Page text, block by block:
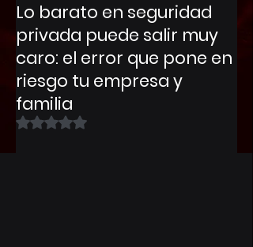
Lo barato en seguridad
privada puede salir muy
caro: el error que pone en
riesgo tu empresa y
familia
Obtuvo NaN de 5 estrellas.